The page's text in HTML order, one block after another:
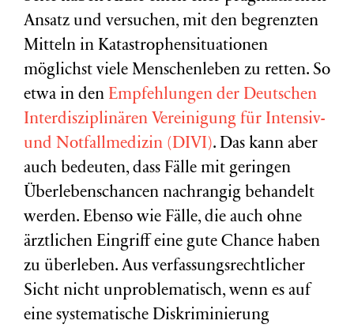
Ansatz und versuchen, mit den begrenzten
Mitteln in Katastrophensituationen
möglichst viele Menschenleben zu retten. So
etwa in den Empfehlungen der Deutschen
Interdisziplinären Vereinigung für Intensiv-
und Notfallmedizin (DIVI). Das kann aber
auch bedeuten, dass Fälle mit geringen
Überlebenschancen nachrangig behandelt
werden. Ebenso wie Fälle, die auch ohne
ärztlichen Eingriff eine gute Chance haben
zu überleben. Aus verfassungsrechtlicher
Sicht nicht unproblematisch, wenn es auf
eine systematische Diskriminierung